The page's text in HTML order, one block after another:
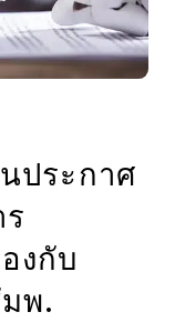
ประกาศ
งกับ
พ.